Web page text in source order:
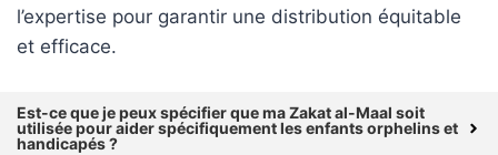
l’expertise pour garantir une distribution équitable
et efficace.
Est-ce que je peux spécifier que ma Zakat al-Maal soit
utilisée pour aider spécifiquement les enfants orphelins et
handicapés ?